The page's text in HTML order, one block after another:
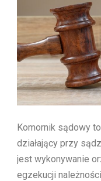
Komornik sądowy
działający przy
jest wykonywanie
egzekucji